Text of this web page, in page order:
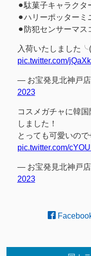
⚫︎駄菓子キャラクタ
⚫︎ハリーポッター
⚫︎防犯センサーマス
入荷いたしました
pic.twitter.com/
— お宝発見北神戸
2023
コスメガチャに韓国
しました！
とっても可愛いの
pic.twitter.com/
— お宝発見北神戸
2023